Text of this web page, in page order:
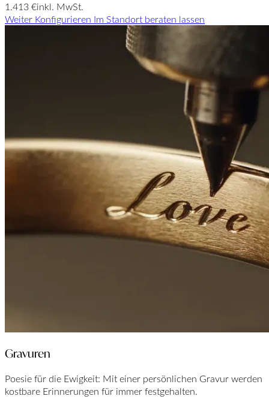
1.413 €inkl. MwSt.
Weiter Konfigurieren Im Standort beraten lassen
Gravuren
Poesie für die Ewigkeit: Mit einer persönlichen Gravur werden
kostbare Erinnerungen für immer festgehalten.